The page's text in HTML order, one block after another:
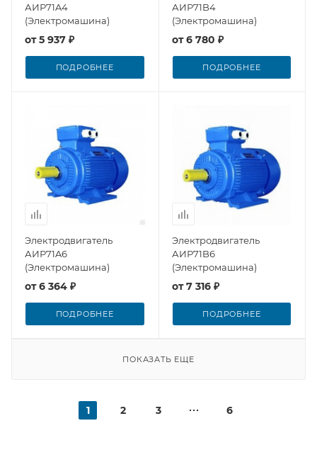
АИР71A4
(Электромашина)
от5 937 ₽
ПОДРОБНЕЕ
АИР71B4
(Электромашина)
от6 780 ₽
ПОДРОБНЕЕ
Электродвигатель
АИР71A6
(Электромашина)
от6 364 ₽
ПОДРОБНЕЕ
Электродвигатель
АИР71B6
(Электромашина)
от7 316 ₽
ПОДРОБНЕЕ
ПОКАЗАТЬ ЕЩЕ
1 2 3 6